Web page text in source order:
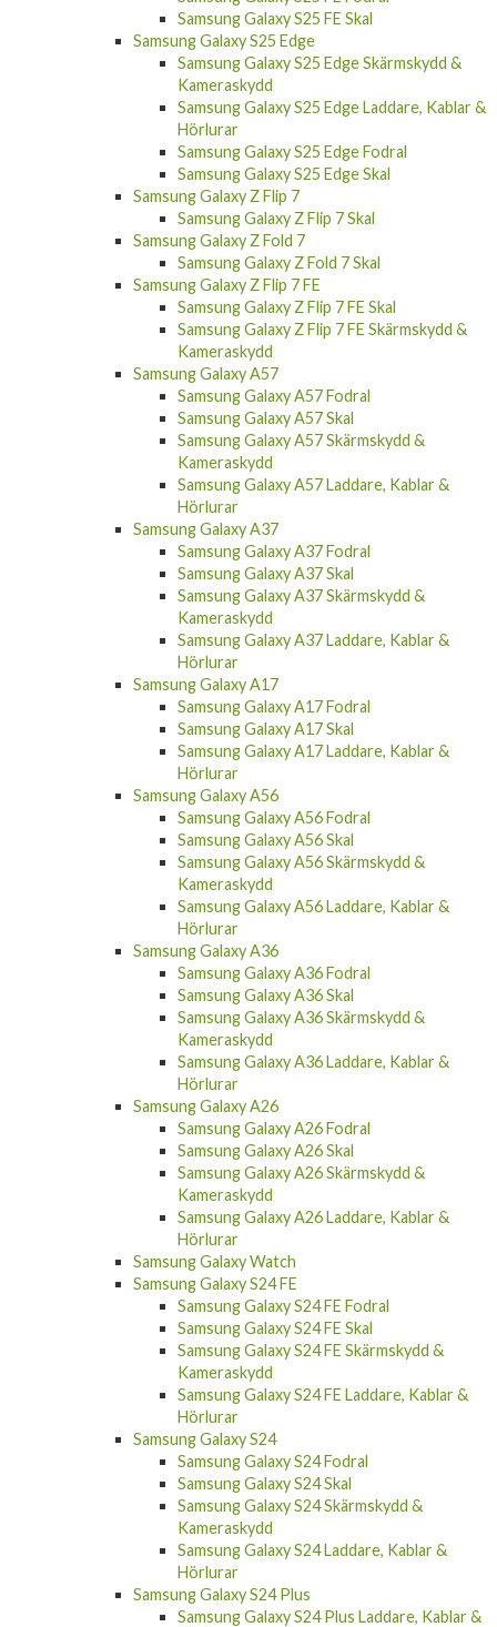
Samsung Galaxy S25 FE Skal
Samsung Galaxy S25 Edge
Samsung Galaxy S25 Edge Skärmskydd &
Kameraskydd
Samsung Galaxy S25 Edge Laddare, Kablar &
Hörlurar
Samsung Galaxy S25 Edge Fodral
Samsung Galaxy S25 Edge Skal
Samsung Galaxy Z Flip 7
Samsung Galaxy Z Flip 7 Skal
Samsung Galaxy Z Fold 7
Samsung Galaxy Z Fold 7 Skal
Samsung Galaxy Z Flip 7 FE
Samsung Galaxy Z Flip 7 FE Skal
Samsung Galaxy Z Flip 7 FE Skärmskydd &
Kameraskydd
Samsung Galaxy A57
Samsung Galaxy A57 Fodral
Samsung Galaxy A57 Skal
Samsung Galaxy A57 Skärmskydd &
Kameraskydd
Samsung Galaxy A57 Laddare, Kablar &
Hörlurar
Samsung Galaxy A37
Samsung Galaxy A37 Fodral
Samsung Galaxy A37 Skal
Samsung Galaxy A37 Skärmskydd &
Kameraskydd
Samsung Galaxy A37 Laddare, Kablar &
Hörlurar
Samsung Galaxy A17
Samsung Galaxy A17 Fodral
Samsung Galaxy A17 Skal
Samsung Galaxy A17 Laddare, Kablar &
Hörlurar
Samsung Galaxy A56
Samsung Galaxy A56 Fodral
Samsung Galaxy A56 Skal
Samsung Galaxy A56 Skärmskydd &
Kameraskydd
Samsung Galaxy A56 Laddare, Kablar &
Hörlurar
Samsung Galaxy A36
Samsung Galaxy A36 Fodral
Samsung Galaxy A36 Skal
Samsung Galaxy A36 Skärmskydd &
Kameraskydd
Samsung Galaxy A36 Laddare, Kablar &
Hörlurar
Samsung Galaxy A26
Samsung Galaxy A26 Fodral
Samsung Galaxy A26 Skal
Samsung Galaxy A26 Skärmskydd &
Kameraskydd
Samsung Galaxy A26 Laddare, Kablar &
Hörlurar
Samsung Galaxy Watch
Samsung Galaxy S24 FE
Samsung Galaxy S24 FE Fodral
Samsung Galaxy S24 FE Skal
Samsung Galaxy S24 FE Skärmskydd &
Kameraskydd
Samsung Galaxy S24 FE Laddare, Kablar &
Hörlurar
Samsung Galaxy S24
Samsung Galaxy S24 Fodral
Samsung Galaxy S24 Skal
Samsung Galaxy S24 Skärmskydd &
Kameraskydd
Samsung Galaxy S24 Laddare, Kablar &
Hörlurar
Samsung Galaxy S24 Plus
Samsung Galaxy S24 Plus Laddare, Kablar &